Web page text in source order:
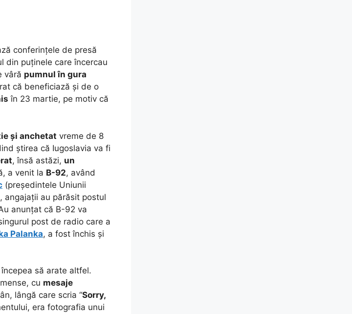
conferințele de presă
din puținele care încercau
vâră pumnul în gura
că beneficiază și de o
în 23 martie, pe motiv că
și anchetat vreme de 8
știrea că Iugoslavia va fi
, însă astăzi, un
a venit la B-92, având
(președintele Uniunii
, angajații au părăsit postul
anunțat că B-92 va
post de radio care a
Palanka, a fost închis și
să arate altfel.
cu mesaje
lângă care scria “Sorry,
era fotografia unui